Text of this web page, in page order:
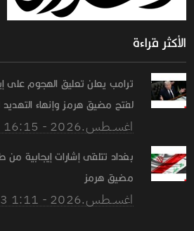
الأكثر قراءة
ترامب يعلن تعليق الهجوم على
لفتح مضيق هرمز وإنهاء التهديد
02 اغســطس.2026 - 16:15
بغداد تتلقى إشارات إيجابية
مضيق هرمز
03 اغســطس.2026 - 1:11